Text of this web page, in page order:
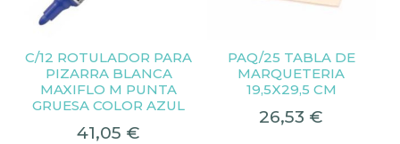
C/12 ROTULADOR PARA
PIZARRA BLANCA
MAXIFLO M PUNTA
GRUESA COLOR AZUL
41,05 €
PAQ/25 TABLA DE
MARQUETERIA
19,5X29,5 CM
26,53 €